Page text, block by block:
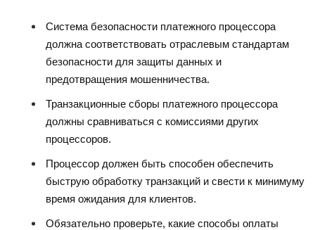
Система безопасности платежного процессора
должна соответствовать отраслевым стандартам
безопасности для защиты данных и
предотвращения мошенничества.
Транзакционные сборы платежного процессора
должны сравниваться с комиссиями других
процессоров.
Процессор должен быть способен обеспечить
быструю обработку транзакций и свести к минимуму
время ожидания для клиентов.
Обязательно проверьте, какие способы оплаты